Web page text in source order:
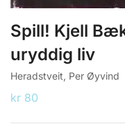
Spill! Kjell
uryddig liv
Heradstveit, Per Øyvind
kr 80